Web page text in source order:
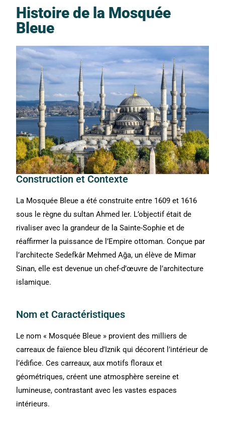
Histoire de la Mosquée
Bleue
Construction et Contexte
La Mosquée Bleue a été construite entre 1609 et 1616
sous le règne du sultan Ahmed Ier. L’objectif était de
rivaliser avec la grandeur de la Sainte-Sophie et de
réaffirmer la puissance de l’Empire ottoman. Conçue par
l’architecte Sedefkâr Mehmed Ağa, un élève de Mimar
Sinan, elle est devenue un chef-d’œuvre de l’architecture
islamique.
Nom et Caractéristiques
Le nom « Mosquée Bleue » provient des milliers de
carreaux de faïence bleu d’Iznik qui décorent l’intérieur de
l’édifice. Ces carreaux, aux motifs floraux et
géométriques, créent une atmosphère sereine et
lumineuse, contrastant avec les vastes espaces
intérieurs.